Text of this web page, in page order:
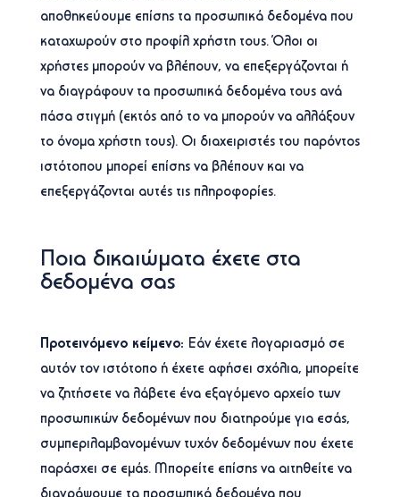
αποθηκεύουμε επίσης τα προσωπικά δεδομένα που
καταχωρούν στο προφίλ χρήστη τους. Όλοι οι
χρήστες μπορούν να βλέπουν, να επεξεργάζονται ή
να διαγράφουν τα προσωπικά δεδομένα τους ανά
πάσα στιγμή (εκτός από το να μπορούν να αλλάξουν
το όνομα χρήστη τους). Οι διαχειριστές του παρόντος
ιστότοπου μπορεί επίσης να βλέπουν και να
επεξεργάζονται αυτές τις πληροφορίες.
Ποια δικαιώματα έχετε στα
δεδομένα σας
Προτεινόμενο κείμενο: Εάν έχετε λογαριασμό σε
αυτόν τον ιστότοπο ή έχετε αφήσει σχόλια, μπορείτε
να ζητήσετε να λάβετε ένα εξαγόμενο αρχείο των
προσωπικών δεδομένων που διατηρούμε για εσάς,
συμπεριλαμβανομένων τυχόν δεδομένων που έχετε
παράσχει σε εμάς. Μπορείτε επίσης να αιτηθείτε να
διαγράψουμε τα προσωπικά δεδομένα που